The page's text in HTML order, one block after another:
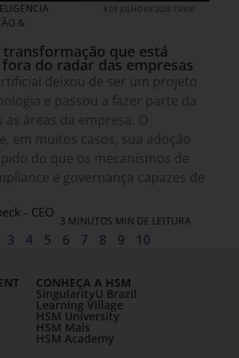
&
8 DE JULHO DE 2026 15H00
transformação que está
do radar das empresas
deixou de ser um projeto
e passou a fazer parte da
áreas da empresa. O
em muitos casos, sua adoção
do que os mecanismos de
e governança capazes de
- CEO
3 MINUTOS MIN DE LEITURA
3 4 5 6 7 8 9 10
CONHEÇA A HSM
SingularityU Brazil
Learning Village
HSM University
HSM Mais
HSM Academy